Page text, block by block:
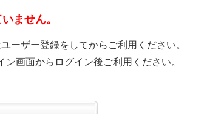
ません。
ーザー登録をしてからご利用ください。
画面からログイン後ご利用ください。